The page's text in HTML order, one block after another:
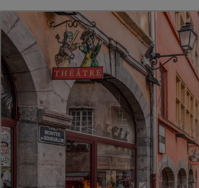
Climatiseur
Ventilateur
Cafetière à